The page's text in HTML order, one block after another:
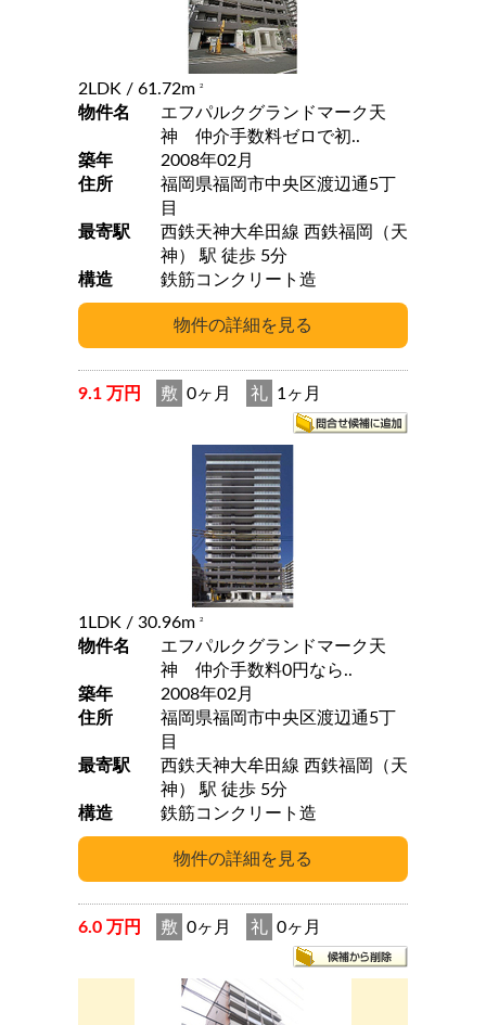
2LDK / 61.72m 2
物件名
エフパルクグランドマーク天
神 仲介手数料ゼロで初..
築年
2008年02月
住所
福岡県福岡市中央区渡辺通5丁
目
最寄駅
西鉄天神大牟田線 西鉄福岡（天
神） 駅 徒歩 5分
構造
鉄筋コンクリート造
9.1 万円 敷 0ヶ月 礼 1ヶ月
1LDK / 30.96m 2
物件名
エフパルクグランドマーク天
神 仲介手数料0円なら..
築年
2008年02月
住所
福岡県福岡市中央区渡辺通5丁
目
最寄駅
西鉄天神大牟田線 西鉄福岡（天
神） 駅 徒歩 5分
構造
鉄筋コンクリート造
6.0 万円 敷 0ヶ月 礼 0ヶ月